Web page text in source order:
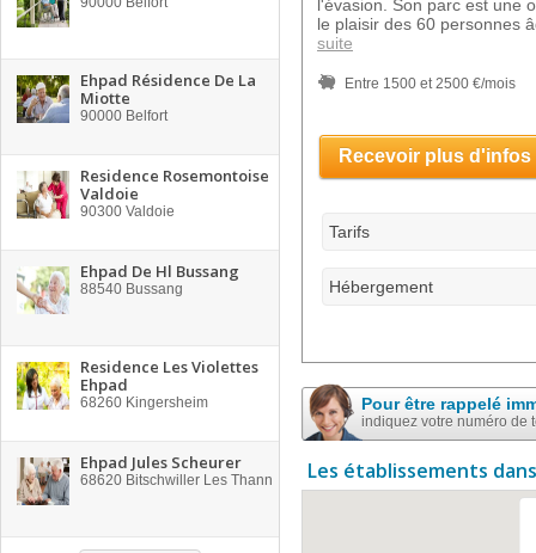
Ehpad Résidence De La
Miotte
90000 Belfort
Residence Rosemontoise
Valdoie
90300 Valdoie
Ehpad De Hl Bussang
88540 Bussang
Residence Les Violettes
Ehpad
68260 Kingersheim
Ehpad Jules Scheurer
68620 Bitschwiller Les Thann
l'évasion. Son parc est une
le plaisir des 60 personnes
suite
Entre 1500 et 2500 €/mois
Recevoir plus d'infos
Tarifs
Hébergement
Pour être rappelé
indiquez votre numéro de
Les établissements